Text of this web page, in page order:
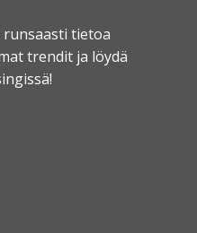
tietoa
trendit ja löydä